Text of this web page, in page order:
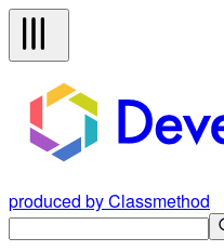
produced by Classmethod